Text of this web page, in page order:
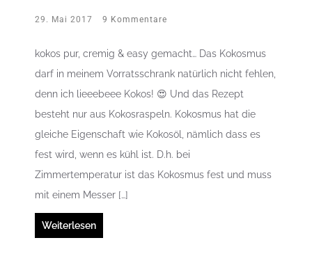
29. Mai 2017 9 Kommentare
kokos pur, cremig & easy gemacht… Das Kokosmus
darf in meinem Vorratsschrank natürlich nicht fehlen,
denn ich lieeebeee Kokos! 😍 Und das Rezept
besteht nur aus Kokosraspeln. Kokosmus hat die
gleiche Eigenschaft wie Kokosöl, nämlich dass es
fest wird, wenn es kühl ist. D.h. bei
Zimmertemperatur ist das Kokosmus fest und muss
mit einem Messer […]
Weiterlesen